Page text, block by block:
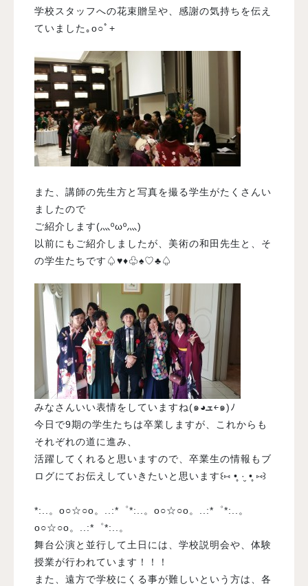
学校スタッフへの花束贈呈や、感謝の気持ちを伝え
ていました｡o○ﾟ+
また、講師の先生方と写真を撮る学生がたくさんい
ましたので
ご紹介します(灬ºωº灬)
以前にもご紹介しましたが、美術の和田先生と、そ
の学生たちです♤♥♦♧♠♡♣♤
みなさんいい表情をしていますね(๑◕ܫ￩๑)ﾉ
今日で9期の学生たちは卒業しますが、これからも
それぞれの道に進み、
活躍してくれると思いますので、卒業生の情報もブ
ログにてお伝えしていきたいと思います꒰⑅ •̥ ·̮ •̥ ⑅꒱
*:..。o○☆○o。..:*゜*:..。o○☆○o。..:*゜*:..。
o○☆○o。..:*゜*:..。
舞台公演と並行して土日には、学校説明会や、体験
授業が行われています！！！
また、遠方で学校にくる事が難しいという方は、各